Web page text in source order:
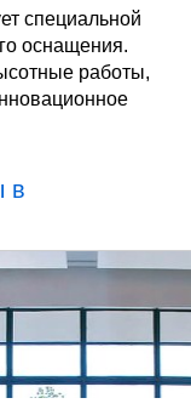
специальной
оснащения.
работы,
в